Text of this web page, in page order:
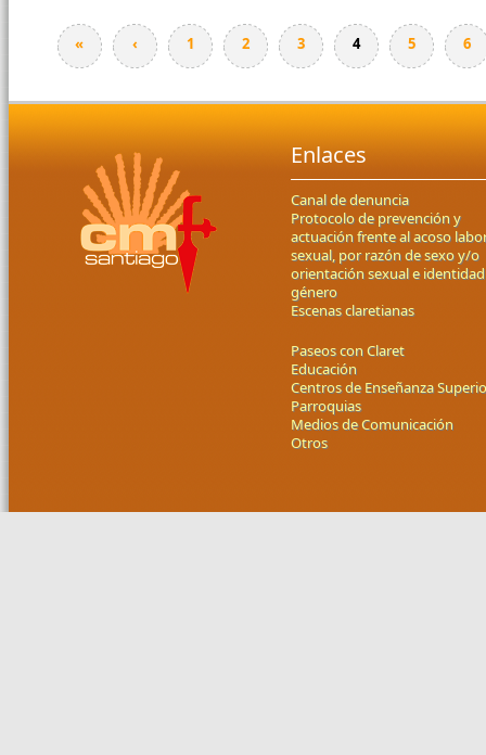
Páginas
« ‹ 1 2 3 4 5 6
Enlaces
Canal de denuncia
Protocolo de prevención y
actuación frente al acoso
sexual, por razón de sexo y/o
orientación sexual e
género
Escenas claretianas
Paseos con Claret
Educación
Centros de Enseñanza
Parroquias
Medios de Comunicación
Otros